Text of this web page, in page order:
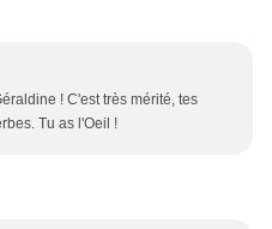
! C'est très mérité, tes
Tu as l'Oeil !